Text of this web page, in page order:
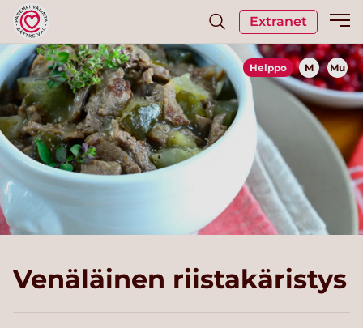
Extranet
Helppo M Mu
Venäläinen riistakäristys